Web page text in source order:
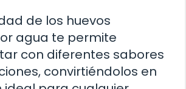
de los huevos
agua te permite
con diferentes sabores
convirtiéndolos en